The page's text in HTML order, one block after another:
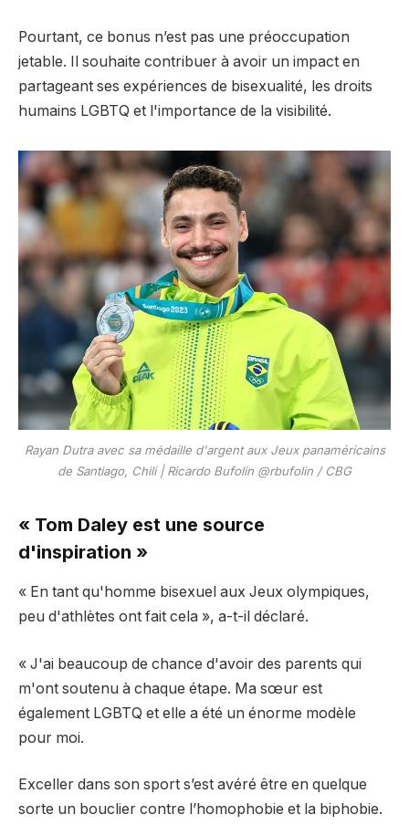
Pourtant, ce bonus n’est pas une préoccupation
jetable. Il souhaite contribuer à avoir un impact en
partageant ses expériences de bisexualité, les droits
humains LGBTQ et l'importance de la visibilité.
Rayan Dutra avec sa médaille d'argent aux Jeux panaméricains
de Santiago, Chili | Ricardo Bufolin @rbufolin / CBG
« Tom Daley est une source
d'inspiration »
« En tant qu'homme bisexuel aux Jeux olympiques,
peu d'athlètes ont fait cela », a-t-il déclaré.
« J'ai beaucoup de chance d'avoir des parents qui
m'ont soutenu à chaque étape. Ma sœur est
également LGBTQ et elle a été un énorme modèle
pour moi.
Exceller dans son sport s’est avéré être en quelque
sorte un bouclier contre l’homophobie et la biphobie.